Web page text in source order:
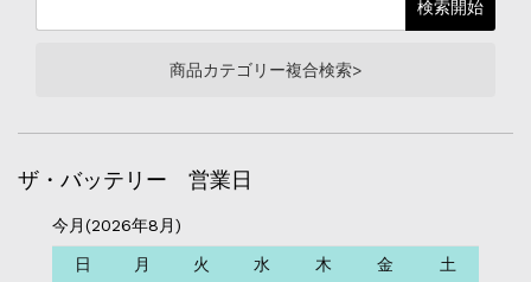
商品カテゴリー複合検索>
ザ・バッテリー 営業日
今月(2026年8月)
日 月 火 水 木 金 土